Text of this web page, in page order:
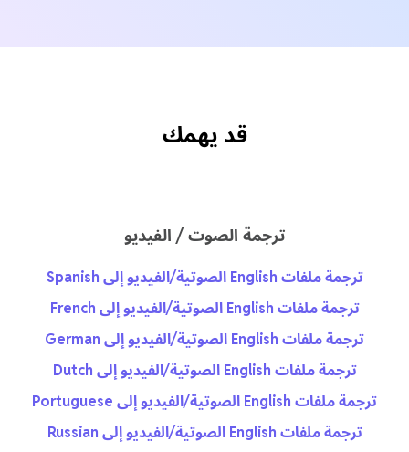
قد يهمك
ترجمة الصوت / الفيديو
ترجمة ملفات English الصوتية/الفيديو إلى Spanish
ترجمة ملفات English الصوتية/الفيديو إلى French
ترجمة ملفات English الصوتية/الفيديو إلى German
ترجمة ملفات English الصوتية/الفيديو إلى Dutch
ترجمة ملفات English الصوتية/الفيديو إلى Portuguese
ترجمة ملفات English الصوتية/الفيديو إلى Russian